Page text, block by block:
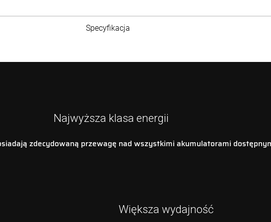
Specyfikacja
ołowiowych
Czym jest akumulator LiFePO4?
je stosować w zamkniętych pomieszczeniach, w których przebywają ludzie)
Najwyższa klasa energii
zdecydowaną przewagę nad wszystkimi akumulatorami
Większa wydajność